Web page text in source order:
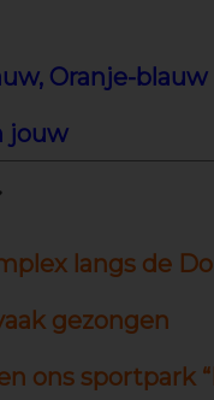
Oranje-blauw
jouw
langs de
gezongen
ons sportpark